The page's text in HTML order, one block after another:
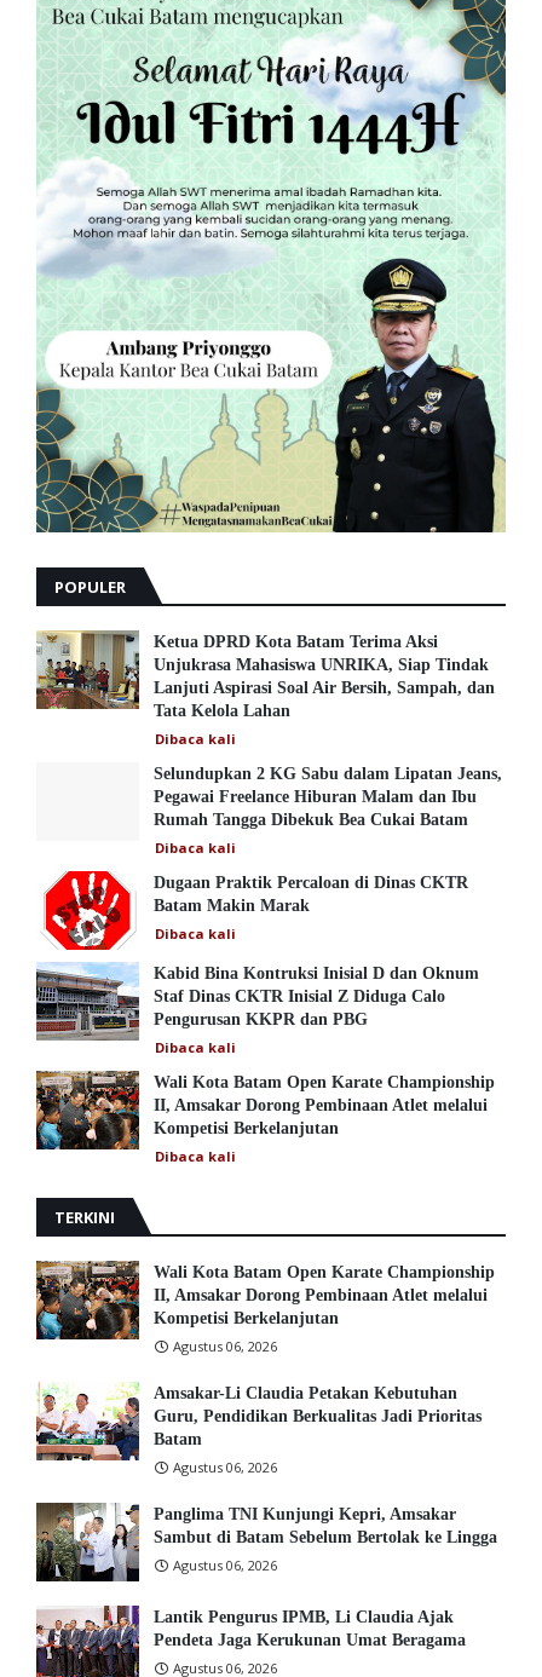
POPULER
Ketua DPRD Kota Batam Terima Aksi
Unjukrasa Mahasiswa UNRIKA, Siap Tindak
Lanjuti Aspirasi Soal Air Bersih, Sampah, dan
Tata Kelola Lahan
Dibaca kali
Selundupkan 2 KG Sabu dalam Lipatan Jeans,
Pegawai Freelance Hiburan Malam dan Ibu
Rumah Tangga Dibekuk Bea Cukai Batam
Dibaca kali
Dugaan Praktik Percaloan di Dinas CKTR
Batam Makin Marak
Dibaca kali
Kabid Bina Kontruksi Inisial D dan Oknum
Staf Dinas CKTR Inisial Z Diduga Calo
Pengurusan KKPR dan PBG
Dibaca kali
Wali Kota Batam Open Karate Championship
II, Amsakar Dorong Pembinaan Atlet melalui
Kompetisi Berkelanjutan
Dibaca kali
TERKINI
Wali Kota Batam Open Karate Championship
II, Amsakar Dorong Pembinaan Atlet melalui
Kompetisi Berkelanjutan
Agustus 06, 2026
Amsakar-Li Claudia Petakan Kebutuhan
Guru, Pendidikan Berkualitas Jadi Prioritas
Batam
Agustus 06, 2026
Panglima TNI Kunjungi Kepri, Amsakar
Sambut di Batam Sebelum Bertolak ke Lingga
Agustus 06, 2026
Lantik Pengurus IPMB, Li Claudia Ajak
Pendeta Jaga Kerukunan Umat Beragama
Agustus 06, 2026